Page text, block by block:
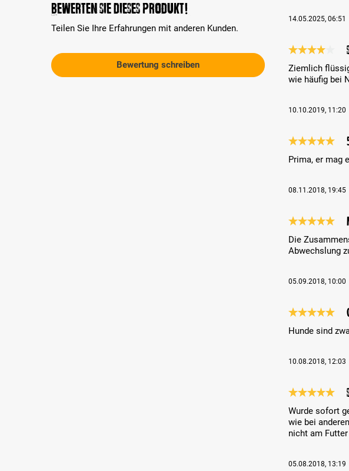
Bewerten Sie dieses Produkt!
Teilen Sie Ihre Erfahrungen mit anderen Kunden.
Bewertung schreiben
14.05.2025, 06:51
Ziemlich
wie häufig bei
10.10.2019, 11:20
Prima, er mag
08.11.2018, 19:45
Die
Abwechslung
05.09.2018, 10:00
Hunde sind
10.08.2018, 12:03
Wurde sofort
wie bei
nicht am Futter
05.08.2018, 13:19